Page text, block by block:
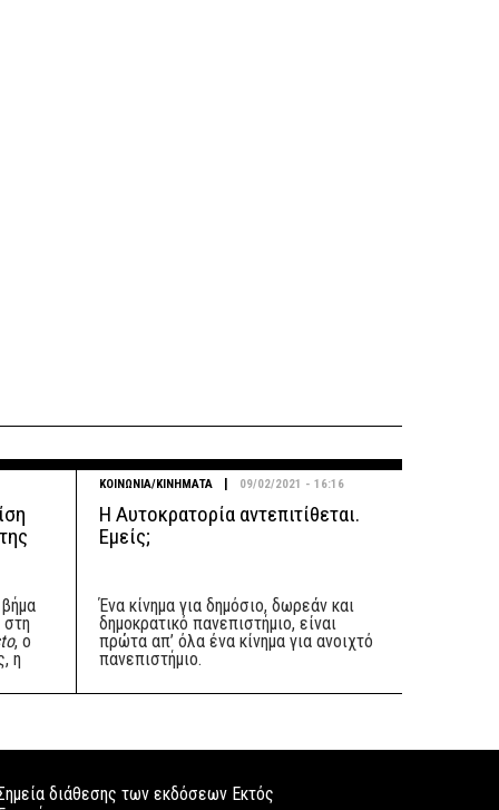
, ο
η
ΚΟΙΝΩΝΙΑ/ΚΙΝΗΜΑΤΑ 09/02/2021 - 16:16
Η Αυτοκρατορία αντεπιτίθεται.
Εμείς;
Ένα κίνημα για δημόσιο, δωρεάν και
δημοκρατικό πανεπιστήμιο, είναι
πρώτα απ’ όλα ένα κίνημα για ανοιχτό
πανεπιστήμιο.
διάθεσης των εκδόσεων Εκτός